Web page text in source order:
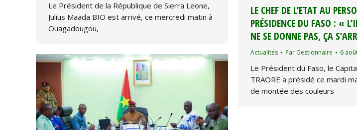
Le Président de la République de Sierra Leone,
Julius Maada BIO est arrivé, ce mercredi matin à
Ouagadougou,
LE CHEF DE L’ETAT AU
PRÉSIDENCE DU FASO : «
NE SE DONNE PAS, ÇA
Actualités Par Gestionnaire 6
Le Président du Faso, le
TRAORE a présidé ce mardi
de montée des couleurs